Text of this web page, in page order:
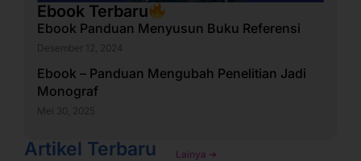
Ebook Terbaru
Ebook Panduan Menyusun Buku Referensi
Desember 12, 2024
Ebook – Panduan Mengubah Penelitian Jadi
Monograf
Mei 30, 2025
Artikel Terbaru Lainya ➜